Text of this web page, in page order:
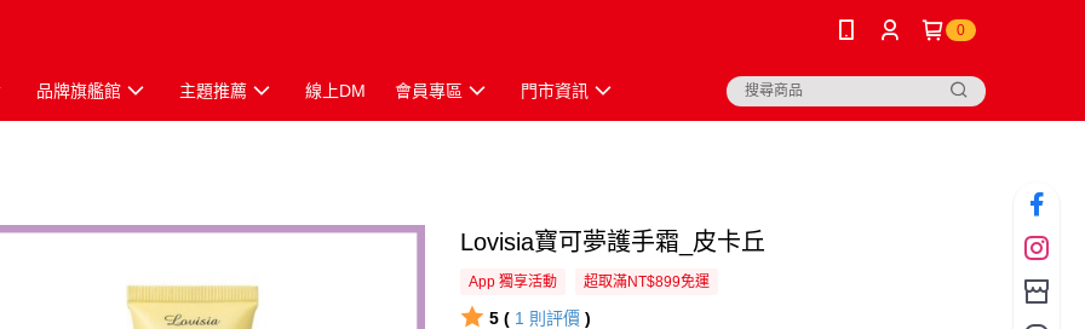
0
品牌旗艦館 主題推薦 線上DM 會員專區 門市資訊
Lovisia寶可夢護手霜_皮卡丘
App 獨享活動 超取滿NT$899免運
5 ( 1 則評價 )